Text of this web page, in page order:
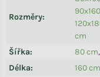
Rozměry:
cm
Šířka: 80 cm,
Délka: 160 cm